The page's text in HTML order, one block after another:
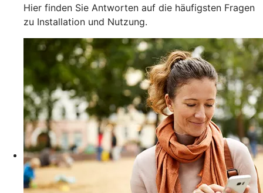
Hier finden Sie Antworten auf die häufigsten Fragen
zu Installation und Nutzung.